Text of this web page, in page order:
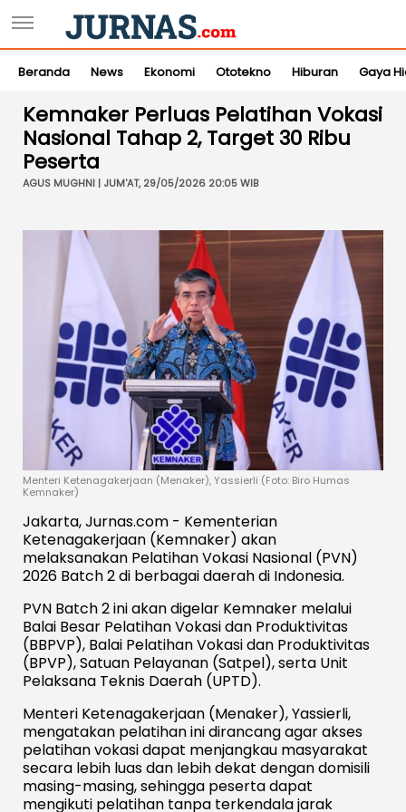
Beranda News Ekonomi Ototekno Hiburan Gaya
Kemnaker Perluas Pelatihan Vokasi
Nasional Tahap 2, Target 30 Ribu
Peserta
AGUS MUGHNI | JUM'AT, 29/05/2026 20:05 WIB
Menteri Ketenagakerjaan (Menaker), Yassierli (Foto: Biro Humas
Kemnaker)
Jakarta, Jurnas.com - Kementerian
Ketenagakerjaan (Kemnaker) akan
melaksanakan Pelatihan Vokasi Nasional (PVN)
2026 Batch 2 di berbagai daerah di Indonesia.
PVN Batch 2 ini akan digelar Kemnaker melalui
Balai Besar Pelatihan Vokasi dan Produktivitas
(BBPVP), Balai Pelatihan Vokasi dan Produktivitas
(BPVP), Satuan Pelayanan (Satpel), serta Unit
Pelaksana Teknis Daerah (UPTD).
Menteri Ketenagakerjaan (Menaker), Yassierli,
mengatakan pelatihan ini dirancang agar akses
pelatihan vokasi dapat menjangkau masyarakat
secara lebih luas dan lebih dekat dengan domisili
masing-masing, sehingga peserta dapat
mengikuti pelatihan tanpa terkendala jarak